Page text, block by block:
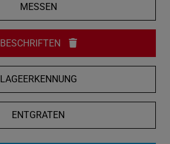
MESSEN
BESCHRIFTEN
LAGEERKENNUNG
ENTGRATEN